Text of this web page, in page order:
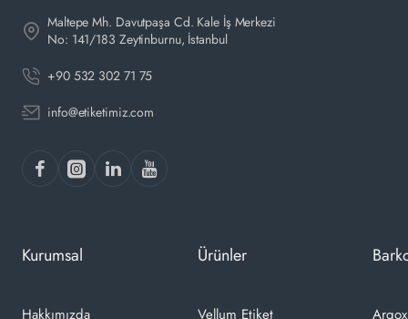
Maltepe Mh. Davutpaşa Cd. Kale İş Merkezi
No: 141/183 Zeytinburnu, İstanbul
+90 532 302 71 75
info@etiketimiz.com
Kurumsal
Hakkımızda
Ürünler
Vellum Etiket